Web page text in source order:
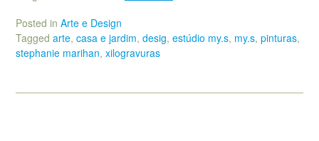
Posted in Arte e Design
Tagged arte, casa e jardim, desig, estúdio my.s, my.s, pinturas,
stephanie marihan, xilogravuras